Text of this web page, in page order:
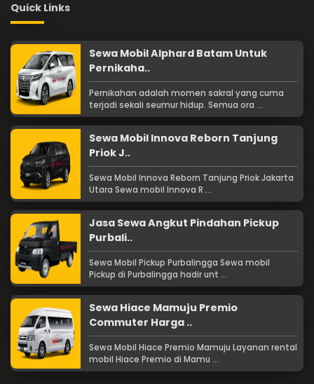
Quick Links
Sewa Mobil Alphard Batam Untuk
Pernikaha..
Pernikahan adalah momen sakral yang cuma
terjadi sekali seumur hidup. Semua ora ...
Sewa Mobil Innova Reborn Tanjung
Priok J..
Sewa Mobil Innova Reborn Tanjung Priok Jakarta
Utara Sewa mobil Innova R ...
Jasa Sewa Angkut Pindahan Pickup
Purbali..
Sewa Mobil Pickup Purbalingga Sewa mobil
Pickup di Purbalingga hadir unt ...
Sewa Hiace Mamuju Premio
Commuter Harga ..
Sewa Mobil Hiace Premio Mamuju Layanan rental
mobil Hiace Premio di Mamu ...